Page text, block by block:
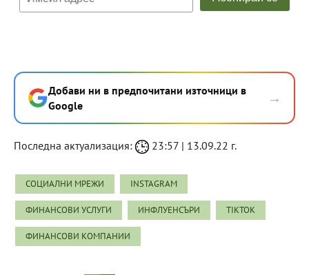
Добави ни в предпочитани източници в
Google
→
Последна актуализация: 23:57 | 13.09.22 г.
СОЦИАЛНИ МРЕЖИ INSTAGRAM
ФИНАНСОВИ УСЛУГИ ИНФЛУЕНСЪРИ TIKTOK
ФИНАНСОВИ КОМПАНИИ